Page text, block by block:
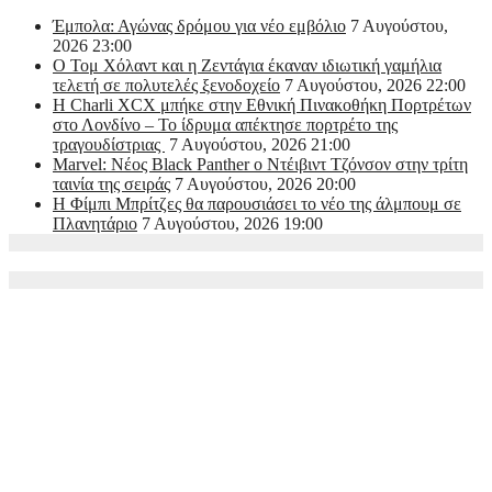
Έμπολα: Αγώνας δρόμου για νέο εμβόλιο 7 Αυγούστου,
2026 23:00
O Τομ Χόλαντ και η Ζεντάγια έκαναν ιδιωτική γαμήλια
τελετή σε πολυτελές ξενοδοχείο 7 Αυγούστου, 2026 22:00
Η Charli XCX μπήκε στην Εθνική Πινακοθήκη Πορτρέτων
στο Λονδίνο – Το ίδρυμα απέκτησε πορτρέτο της
τραγουδίστριας 7 Αυγούστου, 2026 21:00
Marvel: Νέος Black Panther ο Ντέιβιντ Τζόνσον στην τρίτη
ταινία της σειράς 7 Αυγούστου, 2026 20:00
Η Φίμπι Μπρίτζες θα παρουσιάσει το νέο της άλμπουμ σε
Πλανητάριο 7 Αυγούστου, 2026 19:00